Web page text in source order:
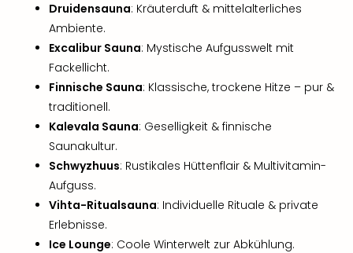
Druidensauna: Kräuterduft & mittelalterliches
Ambiente.
Excalibur Sauna: Mystische Aufgusswelt mit
Fackellicht.
Finnische Sauna: Klassische, trockene Hitze – pur &
traditionell.
Kalevala Sauna: Geselligkeit & finnische
Saunakultur.
Schwyzhuus: Rustikales Hüttenflair & Multivitamin-
Aufguss.
Vihta-Ritualsauna: Individuelle Rituale & private
Erlebnisse.
Ice Lounge: Coole Winterwelt zur Abkühlung.